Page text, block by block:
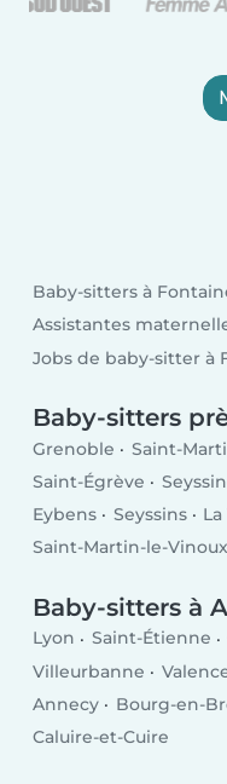
Baby-sitters à
Assistantes
Jobs de baby-sitter à
Baby-sitters
Grenoble Saint-
Saint-Égrève
Eybens
Seyssins
Saint-Martin-le-Vinoux
Baby-sitters à
Lyon Saint-Étienne
Villeurbanne
Annecy
Bourg-en-
Caluire-et-Cuire